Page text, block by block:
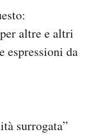
altre e altri
espressioni da
surrogata”